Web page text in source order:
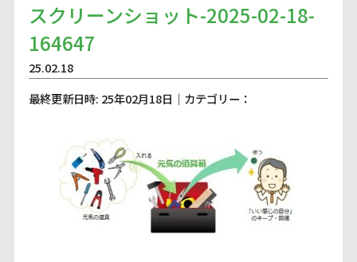
スクリーンショット-2025-02-18-
164647
25.02.18
最終更新日時: 25年02月18日｜カテゴリー：